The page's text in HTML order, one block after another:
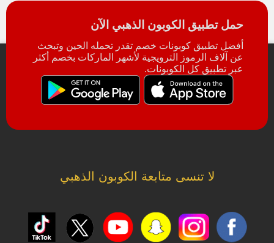
حمل تطبيق الكوبون الذهبي الآن
أفضل تطبيق كوبونات خصم تقدر تحمله الحين وتبحث
عن آلاف الرموز الترويجية لأشهر الماركات بخصم أكثر
عبر تطبيق كل الكوبونات.
لا تنسى متابعة الكوبون الذهبي